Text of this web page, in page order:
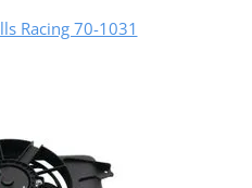
Racing 70-1031